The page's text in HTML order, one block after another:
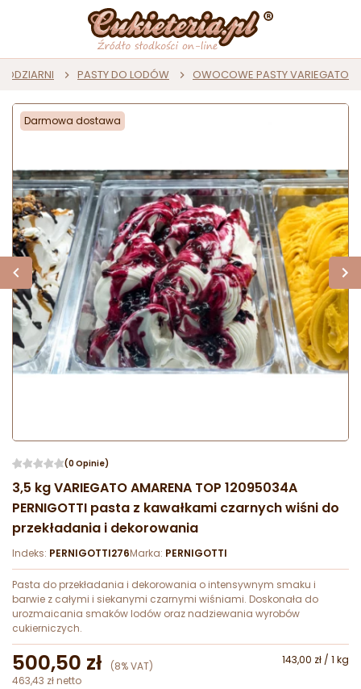
PASTY DO LODÓW OWOCOWE PASTY VARIEGATO
Darmowa dostawa
(0 Opinie)
3,5 kg VARIEGATO AMARENA TOP 12095034A
PERNIGOTTI pasta z kawałkami czarnych wiśni do
przekładania i dekorowania
Indeks: PERNIGOTTI276Marka: PERNIGOTTI
Pasta do przekładania i dekorowania o intensywnym smaku i
barwie z całymi i siekanymi czarnymi wiśniami. Doskonała do
urozmaicania smaków lodów oraz nadziewania wyrobów
cukierniczych.
500,50 zł (8% VAT)
143,00 zł / 1 kg
463,43 zł netto